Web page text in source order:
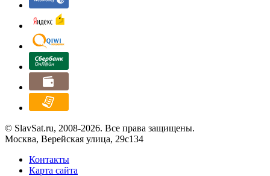
© SlavSat.ru, 2008-2026. Все права защищены.
Москва, Верейская улица, 29с134
Контакты
Карта сайта